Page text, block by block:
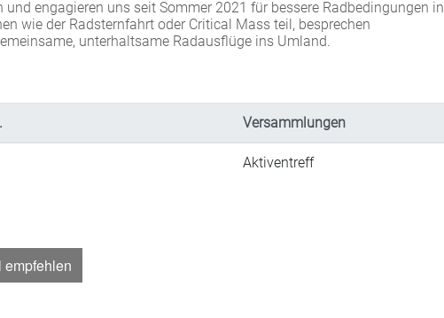
engagieren uns seit Sommer 2021 für bessere Radbedingungen in
wie der Radsternfahrt oder Critical Mass teil, besprechen
unterhaltsame Radausflüge ins Umland.
Versammlungen
Aktiventreff
empfehlen